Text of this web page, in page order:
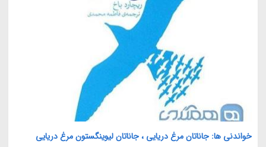
خواندنی ها: جاناتان مرغ دریایی ، جاناتان لیوینگستون مرغ دریایی